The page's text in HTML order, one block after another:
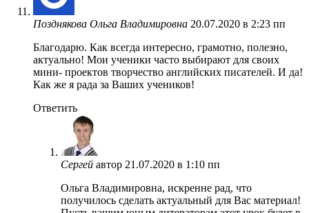
Позднякова Ольга Владимировна 20.07.2020 в 2:23 пп
Благодарю. Как всегда интересно, грамотно, полезно,
актуально! Мои ученики часто выбирают для своих
мини- проектов творчество английских писателей. И да!
Как же я рада за Ваших учеников!
Ответить
Сергей автор 21.07.2020 в 1:10 пп
Ольга Владимировна, искренне рад, что
получилось сделать актуальный для Вас материал!